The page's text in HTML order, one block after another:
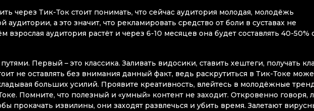
через Тик-Ток стоит понимать, что сейчас аудитория молодая, молодёжь
аудитории, а это значит, что рекламировать средство от боли в суставах не
аудитория растёт и через 6-10 месяцев она будет составлять 40-50%
Первый – это классика. Заливать видосики, ставить хештеги, получать
не оставлять без внимания данный факт, ведь раскрутиться в Тик-Токе
больших усилий. Проявите креативность, влейтесь в молодёжные
Помните, что полезный и «умный» контент не заходит. Откровенно говоря,
прокачать извилины, они заходят развлечься и убить время. Залетают